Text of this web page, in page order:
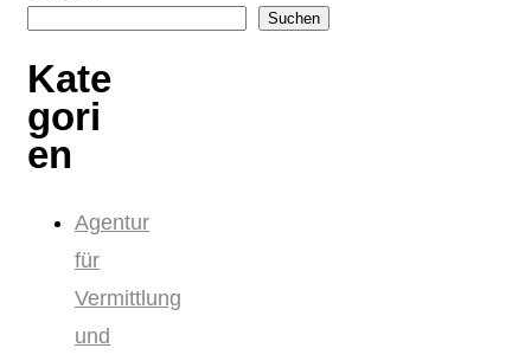
Suchen
Kate
gori
en
Agentur
für
Vermittlung
und